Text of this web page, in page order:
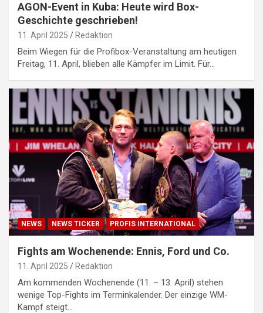
AGON-Event in Kuba: Heute wird Box-
Geschichte geschrieben!
11. April 2025 Redaktion
Beim Wiegen für die Profibox-Veranstaltung am heutigen
Freitag, 11. April, blieben alle Kämpfer im Limit. Für…
NEWS NEWS TICKER PROFIS INTERNATIONAL
Fights am Wochenende: Ennis, Ford und Co.
11. April 2025 Redaktion
Am kommenden Wochenende (11. – 13. April) stehen
wenige Top-Fights im Terminkalender. Der einzige WM-
Kampf steigt…